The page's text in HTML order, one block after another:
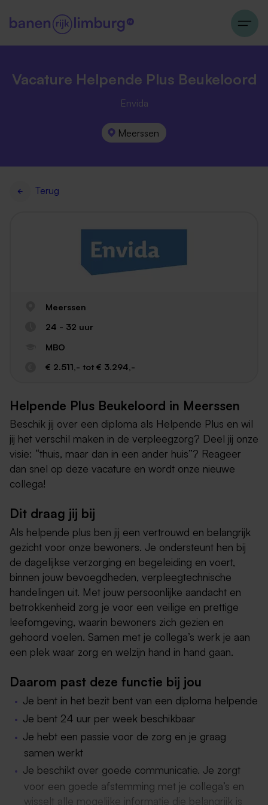
Vacature Helpende Plus Beukeloord
Envida
Meerssen
Terug
Meerssen
24 - 32 uur
MBO
€ 2.511,- tot € 3.294,-
Helpende Plus Beukeloord in Meerssen
Beschik jij over een diploma als Helpende Plus en wil
jij het verschil maken in de verpleegzorg? Deel jij onze
visie: “thuis, maar dan in een ander huis”? Reageer
dan snel op deze vacature en wordt onze nieuwe
collega!
Dit draag jij bij
Als helpende plus ben jij een vertrouwd en belangrijk
gezicht voor onze bewoners. Je ondersteunt hen bij
de dagelijkse verzorging en begeleiding en voert,
binnen jouw bevoegdheden, verpleegtechnische
handelingen uit. Met jouw persoonlijke aandacht en
betrokkenheid zorg je voor een veilige en prettige
leefomgeving, waarin bewoners zich gezien en
gehoord voelen. Samen met je collega’s werk je aan
een plek waar zorg en welzijn hand in hand gaan.
Daarom past deze functie bij jou
Je bent in het bezit bent van een diploma helpende
Je bent 24 uur per week beschikbaar
Je hebt een passie voor de zorg en je graag
samen werkt
Je beschikt over goede communicatie. Je zorgt
voor een goede afstemming met je collega’s en
wisselt alle mogelijke informatie die belangrijk is